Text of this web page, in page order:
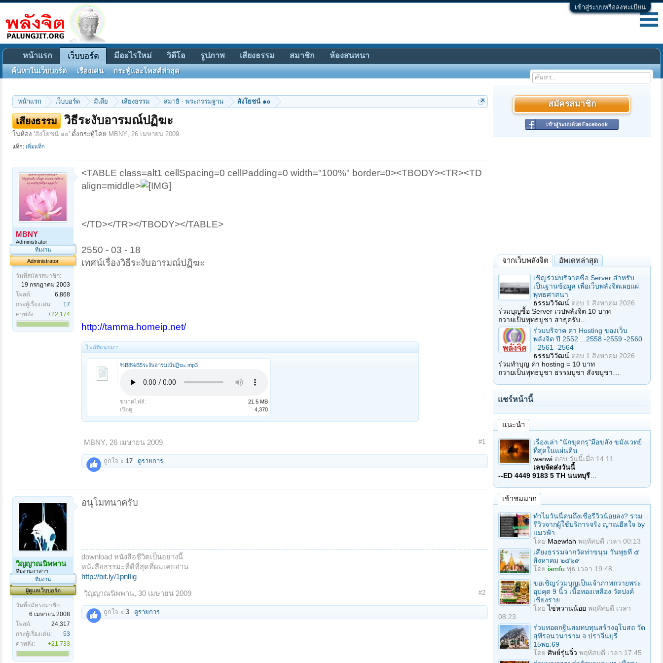
เข้าสู่ระบบหรือลงทะเบียน
หน้าแรก เว็บบอร์ด มิเดีย เสียงธรรม สมาธิ - พระกรรมฐาน สังโยชน์ ๑๐
เสียงธรรม วิธีระงับอารมณ์ปฏิฆะ
ในห้อง 'สังโยชน์ ๑๐' ตั้งกระทู้โดย MBNY, 26 เมษายน 2009.
แท็ก: เพิ่มแท็ก
MBNY
Administrator
ทีมงาน
Administrator
วันที่สมัครสมาชิก:
19 กรกฎาคม 2003
โพสต์:
6,868
กระทู้เรื่องเด่น:
17
ค่าพลัง:
+22,174
<TABLE class=alt1 cellSpacing=0 cellPadding=0 width="100%" border=0><TBODY><TR><TD
align=middle>
</TD></TR></TBODY></TABLE>​
2550 - 03 - 18
เทศน์เรื่องวิธีระงับอารมณ์ปฏิฆะ
http://tamma.homeip.net/
ไฟล์ที่แนบมา:
%B8%B5ระงับอารมณ์ปฏิฆะ.mp3
ขนาดไฟล์:
21.5 MB
เปิดดู:
4,370
MBNY, 26 เมษายน 2009 #1
ถูกใจ x 17 ดูรายการ
วิญญาณนิพพาน
ทีมงานอาสาฯ
ทีมงาน
ผู้ดูแลเว็บบอร์ด
วันที่สมัครสมาชิก:
6 เมษายน 2008
โพสต์:
24,317
กระทู้เรื่องเด่น:
53
ค่าพลัง:
+21,733
อนุโมทนาครับ
download หนังสือชีวิตเป็นอย่างนี้
หนังสือธรรมะที่ดีที่สุดที่ผมเคยอ่าน
http://bit.ly/1pnlIig
วิญญาณนิพพาน, 30 เมษายน 2009 #2
ถูกใจ x 3 ดูรายการ
สมัครสมาชิก
เข้าสู่ระบบด้วย Facebook
จากเว็บพลังจิต อัพเดทล่าสุด
เชิญร่วมบริจาคซื้อ Server สำหรับ
เป็นฐานข้อมูล เพื่อเว็บพลังจิตเผยแผ่
พุทธศาสนา
ธรรมวิวัฒน์ ตอบ 1 สิงหาคม 2026
ร่วมบุญซื้อ Server เวปพลังจิต 10 บาท
ถวายเป็นพุทธบูชา สาธุครับ…
ร่วมบริจาค ค่า Hosting ของเว็บ
พลังจิต ปี 2552 ...2558 -2559 -2560
- 2561 -2564
ธรรมวิวัฒน์ ตอบ 1 สิงหาคม 2026
ร่วมทำบุญ ค่า hosting = 10 บาท
ถวายเป็นพุทธบูชา ธรรมบูชา สังฆบูชา…
แชร์หน้านี้
แนะนำ
เรื่องเล่า "นักขุดกรุ"มือขลัง ขมังเวทย์
ที่สุดในแผ่นดิน
wanwi ตอบ วันนี้เมื่อ 14:11
เลขจัดส่งวันนี้
--ED 4449 9183 5 TH นนทบุรี
เข้าชมมาก
ทำไมวันนี้คนถึงเชื่อรีวิวน้อยลง? รวม
รีวิวจากผู้ใช้บริการจริง ญาณฮีลใจ by
แมวฟ้า
โดย Maewfah พฤหัสบดี เวลา 00:13
เสียงธรรมจากวัดท่าขนุน วันพุธที่ ๕
สิงหาคม ๒๕๖๙
โดย iamfu พุธ เวลา 19:48
ขอเชิญร่วมบุญเป็นเจ้าภาพถวายพระ
อุปคุต 9 นิ้ว เนื้อทองเหลือง วัดปงค์
เชียงราย
โดยไข่หวานน้อย พฤหัสบดี เวลา
08:23
ร่วมทอดกฐินสมทบทุนสร้างอุโบสถ วัด
สุพีรอนวนาราม จ.ปราจีนบุรี
15พย.69
โดย ศิษย์รุ่นจิ๋ว พฤหัสบดี เวลา 17:45
หน้าแรก เว็บบอร์ด
ค้นหาในเว็บบอร์ด เรื่องเด่น กระทู้และโพสต์ล่าสุด
มีอะไรใหม่ วิดีโอ รูปภาพ เสียงธรรม สมาชิก ห้องสนทนา